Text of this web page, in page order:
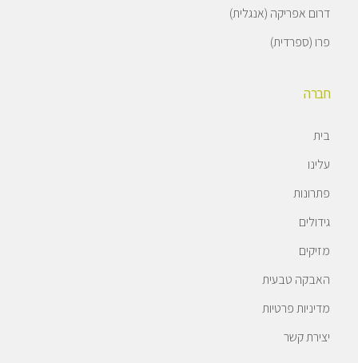
דרום אפריקה (אנגלית)
פרו (ספרדית)
חברה
בית
עלינו
פתרונות
גידולים
מזיקים
האבקה טבעית
מדיניות פרטיות
יצירת קשר